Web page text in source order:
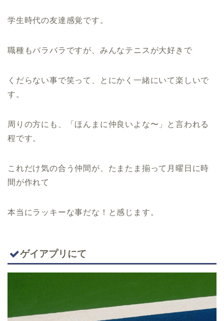
学生時代の友達感覚です。
職種もバラバラですが、みんなテニスが大好きで
くだらない事で笑って、とにかく一緒にいて楽しいで
す。
周りの方にも、「ほんまに仲良いよな〜」と言われる
程です。
これだけ気の合う仲間が、たまたま揃って月曜日に時
間が作れて
本当にラッキーな事だな！と感じます。
ゲイアプリにて